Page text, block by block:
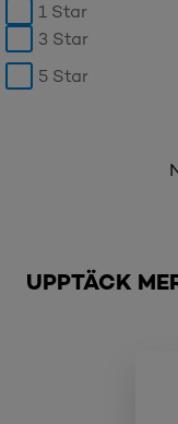
1 Star
3 Star
5 Star
UPPTÄCK